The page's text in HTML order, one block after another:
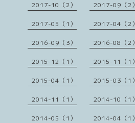
2017-10（2） 2017-09（2）
2017-05（1） 2017-04（2）
2016-09（3） 2016-08（2）
2015-12（1） 2015-11（1）
2015-04（1） 2015-03（1）
2014-11（1） 2014-10（1）
2014-05（1） 2014-04（1）